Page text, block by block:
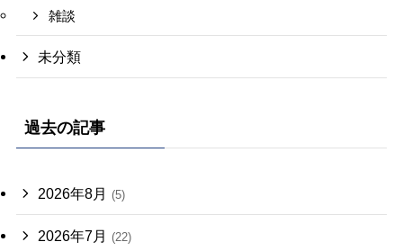
雑談
未分類
過去の記事
2026年8月 (5)
2026年7月 (22)